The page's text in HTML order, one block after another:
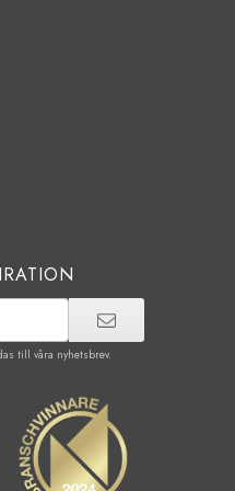
till våra nyhetsbrev.